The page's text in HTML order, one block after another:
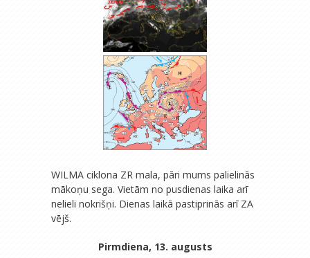
WILMA ciklona ZR mala, pāri mums palielinās
mākoņu sega. Vietām no pusdienas laika arī
nelieli nokrišņi. Dienas laikā pastiprinās arī ZA
vējš.
Pirmdiena, 13. augusts